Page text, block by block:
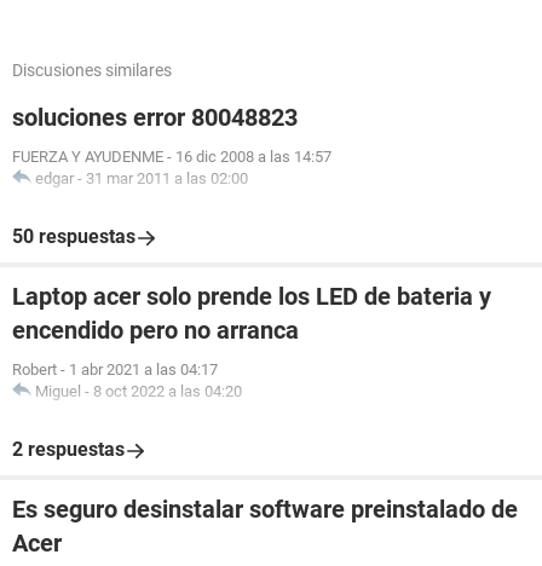
Discusiones similares
soluciones error 80048823
FUERZA Y AYUDENME - 16 dic 2008 a las 14:57
edgar - 31 mar 2011 a las 02:00
50 respuestas
Laptop acer solo prende los LED de bateria y
encendido pero no arranca
Robert - 1 abr 2021 a las 04:17
Miguel - 8 oct 2022 a las 04:20
2 respuestas
Es seguro desinstalar software preinstalado de
Acer